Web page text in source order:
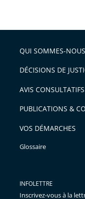
QUI SOMMES-
DÉCISIONS DE
AVIS CONSULTATIFS
PUBLICATIONS &
VOS DÉMARCHES
Glossaire
INFOLETTRE
Inscrivez-vous à la